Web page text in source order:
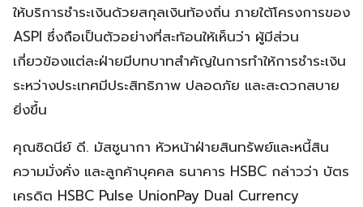
ให้บริการชำระเงินด้วยสกุลเงินท้องถิ่น ภายใต้โครงการของ
ASPI ซึ่งถือเป็นตัวอย่างที่สะท้อนให้เห็นว่า ผู้มีส่วน
เกี่ยวข้องแต่ละฝ่ายมีบทบาทสำคัญในการทำให้การชำระเงิน
ระหว่างประเทศมีประสิทธิภาพ ปลอดภัย และสะดวกสบาย
ยิ่งขึ้น
คุณซิดนีย์ ดี. มัสซูนากา หัวหน้าฝ่ายสินทรัพย์และหนี้สิน
ความมั่งคั่ง และลูกค้าบุคคล ธนาคาร HSBC กล่าวว่า บัตร
เครดิต HSBC Pulse UnionPay Dual Currency